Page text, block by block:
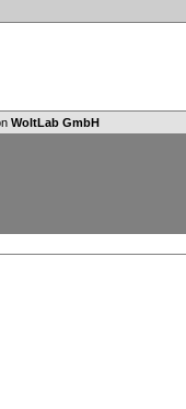
WoltLab GmbH